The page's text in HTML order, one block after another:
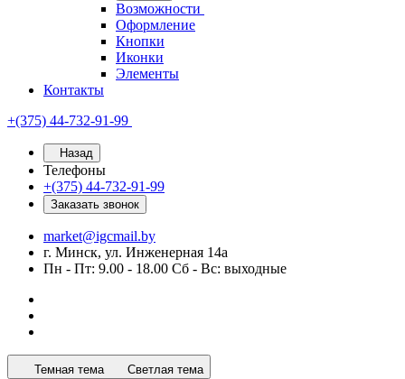
Возможности
Оформление
Кнопки
Иконки
Элементы
Контакты
+(375) 44-732-91-99
Назад
Телефоны
+(375) 44-732-91-99
Заказать звонок
market@igcmail.by
г. Минск, ул. Инженерная 14а
Пн - Пт: 9.00 - 18.00 Сб - Вс: выходные
Темная тема Светлая тема